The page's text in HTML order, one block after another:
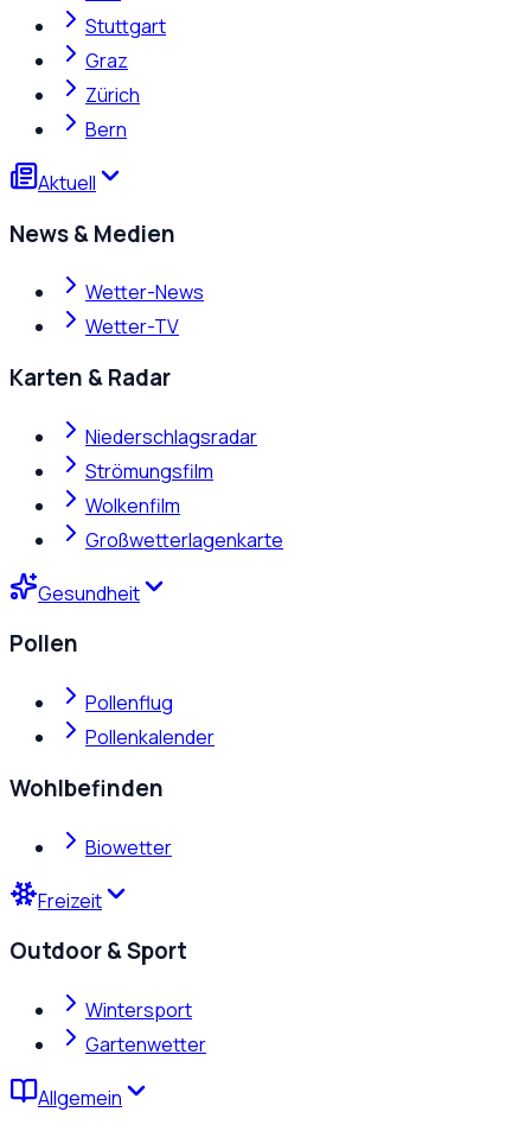
Stuttgart
Graz
Zürich
Bern
Aktuell
News & Medien
Wetter-News
Wetter-TV
Karten & Radar
Niederschlagsradar
Strömungsfilm
Wolkenfilm
Großwetterlagenkarte
Gesundheit
Pollen
Pollenflug
Pollenkalender
Wohlbefinden
Biowetter
Freizeit
Outdoor & Sport
Wintersport
Gartenwetter
Allgemein